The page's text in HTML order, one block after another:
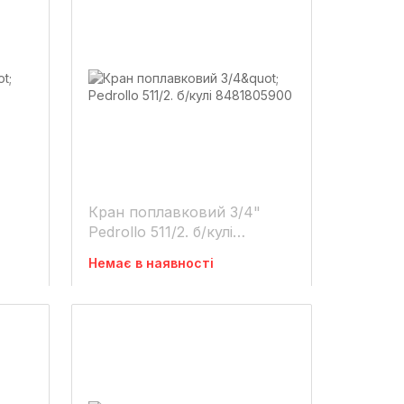
Кран поплавковий 3/4"
Pedrollo 511/2. б/кулі
Немає в наявності